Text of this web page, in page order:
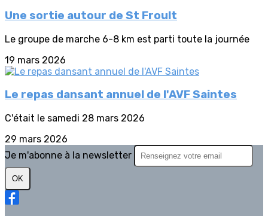
Une sortie autour de St Froult
Le groupe de marche 6-8 km est parti toute la journée
19 mars 2026
Le repas dansant annuel de l'AVF Saintes
C'était le samedi 28 mars 2026
29 mars 2026
Je m'abonne à la newsletter
OK